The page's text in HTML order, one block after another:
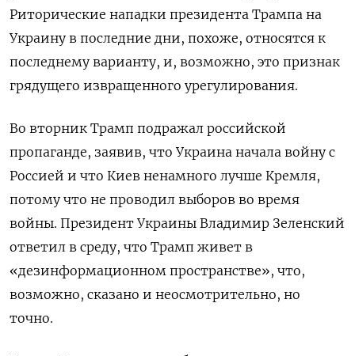
Риторические нападки президента Трампа на
Украину в последние дни, похоже, относятся к
последнему варианту, и, возможно, это признак
грядущего извращенного урегулирования.
Во вторник Трамп подражал российской
пропаганде, заявив, что Украина начала войну с
Россией и что Киев ненамного лучше Кремля,
потому что не проводил выборов во время
войны. Президент Украины Владимир Зеленский
ответил в среду, что Трамп живет в
«дезинформационном пространстве», что,
возможно, сказано и неосмотрительно, но
точно.